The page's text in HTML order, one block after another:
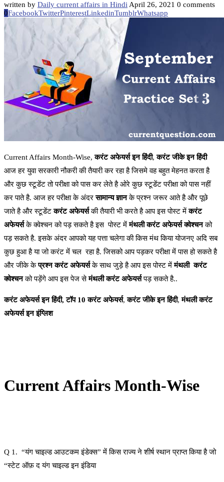
written by Daily current affairs in Hindi April 26, 2021 0 comments
0FacebookTwitterPinterestLinkedinTumblrWhatsapp
Current Affairs Month-Wise,करंट अफेयर्स इन हिंदी,करंट जीके इन हिंदी
आज हर युवा सरकारी नौकरी की तैयारी कर रहा है जिसमे वह बहुत मेहनत करता है
और कुछ स्टूडेंट तो परीक्षा को पास कर लेते है ओरे कुछ स्टूडेंट परीक्षा को पास नहीं
कर पाते है. आज हर परीक्षा के अंदरसामान्य ज्ञानके प्रश्न जरूर आते है और पूछे
जाते है और स्टूडेंटकरंट अफेयर्सकी तैयारी भी करते है आप इस पोस्ट मेंकरंट
अफेयर्सके क्वेश्चन को पड़ सकते है इस पोस्ट मेंमंथली करंट अफेयर्स क्वेश्चनको
पड़ सकते है. इसके अंदर आपको यह पत्ता चलेगा की किस मंथ किया योजनए अदि सब
कुछ हुआ है या जो करंट में चल रहा है. जिसको आप पड़कर परीक्षा में पास हो सकते है
और जीके केप्रश्न करंट अफेयर्सके साथ जुड़े है आप इस पोस्ट मेंमंथली करंट
क्वेश्चनको पड़ेंगे आप इस पेज सेमंथली करंट अफेयर्सपड़ सकते है..
करंट अफेयर्स इन हिंदी, टॉप 10 करंट अफेयर्स,करंट जीके इन हिंदी,मंथली करंट
अफेयर्स इन इंग्लिश
Current Affairs Month-Wise
Q 1. “यंग चाइल्ड आउटकम इंडेक्स” में किस राज्य ने शीर्ष स्थान प्राप्त किया है जो
“स्टेट ऑफ़ द यंग चाइल्ड इन इंडिया